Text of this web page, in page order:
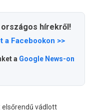
országos hírekről!
a Facebookon >>
a Google News-on
vádlott